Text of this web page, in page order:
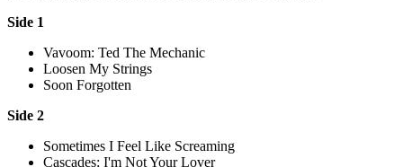
Side 1
Vavoom: Ted The Mechanic
Loosen My Strings
Soon Forgotten
Side 2
Sometimes I Feel Like Screaming
Cascades: I'm Not Your Lover